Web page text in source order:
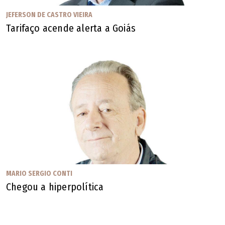
Paraíso", mas recomenda "não percamos a esperança", já
que "a mais louca das ilusões é esperar o dia em que o
homem não terá ilusões", e conclui dizendo "coitados dos
Seu tempo passou e a morte se aproxima, e a França gera
"600 mil cadáveres por ano, e tem apenas dois mil leitos
de cuidados paliativos". Talvez por isso cite o desfecho
das "Memórias de Além-Túmulo", de Chateubriand: "Os
cenários de amanhã não me dizem respeito, pedem outros
pintores: é com vocês, senhores". Esse "senhores" diz
respeito a você.
JEFERSON DE CASTRO VIEIRA
Tarifaço acende alerta a Goiás
MARIO SERGIO CONTI
Chegou a hiperpolítica